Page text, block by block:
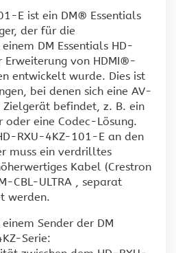
E ist ein DM® Essentials
der für die
DM Essentials HD-
Erweiterung von HDMI®-
entwickelt wurde. Dies ist
bei denen sich eine AV-
befindet, z. B. ein
oder eine Codec-Lösung.
RXU-4KZ-101-E an den
muss ein verdrilltes
Kabel (Crestron
CBL-ULTRA , separat
werden.
Sender der DM
Serie: